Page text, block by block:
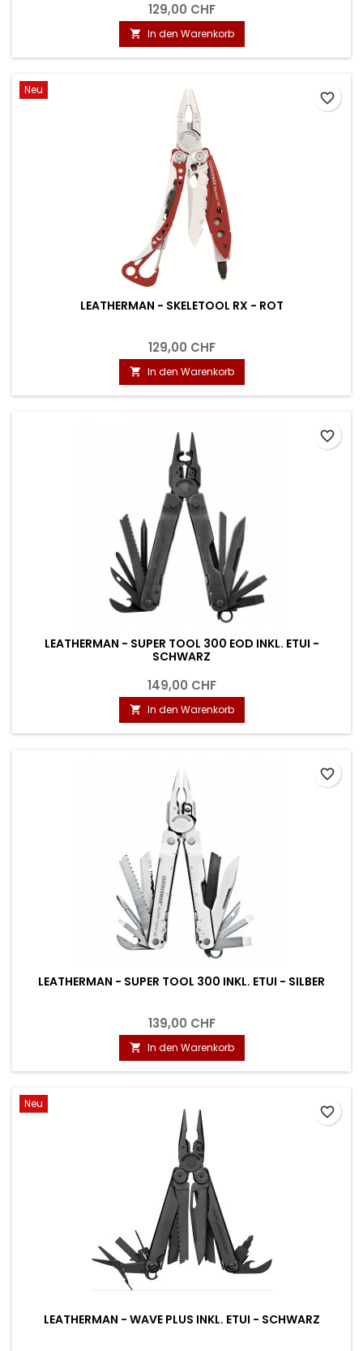
129,00 CHF
 In den Warenkorb
Neu
LEATHERMAN - SKELETOOL RX - ROT
129,00 CHF
 In den Warenkorb
favorite_border
LEATHERMAN - SUPER TOOL 300 EOD INKL. ETUI -
SCHWARZ
149,00 CHF
 In den Warenkorb
favorite_border
LEATHERMAN - SUPER TOOL 300 INKL. ETUI - SILBER
139,00 CHF
 In den Warenkorb
favorite_border
Neu
LEATHERMAN - WAVE PLUS INKL. ETUI - SCHWARZ
favorite_border